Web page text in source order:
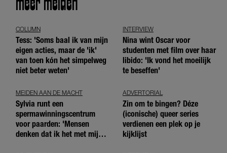
COLUMN
Tess: 'Soms baal ik van mijn
eigen acties, maar de 'ik'
van toen kón het simpelweg
niet beter weten'
INTERVIEW
Nina wint Oscar voor
studenten met film over haar
libido: 'Ik vond het moeilijk
te beseffen'
MEIDEN AAN DE MACHT
Sylvia runt een
spermawinningscentrum
voor paarden: 'Mensen
denken dat ik het met mijn
ADVERTORIAL
Zin om te bingen? Déze
(iconische) queer series
verdienen een plek op je
kijklijst